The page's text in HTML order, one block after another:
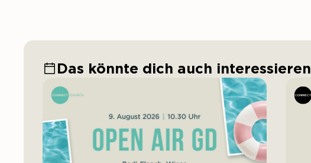
Das könnte dich auch interessieren